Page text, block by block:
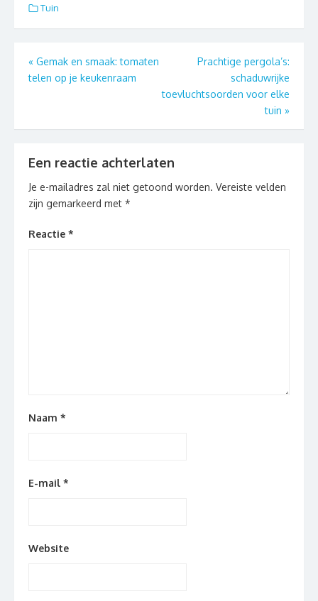
Tuin
Berichtnavigatie
« Gemak en smaak: tomaten
telen op je keukenraam
Prachtige pergola’s:
schaduwrijke
toevluchtsoorden voor elke
tuin »
Een reactie achterlaten
Je e-mailadres zal niet getoond worden. Vereiste velden
zijn gemarkeerd met *
Reactie *
Naam *
E-mail *
Website